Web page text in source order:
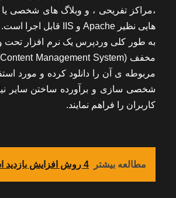
هایی نظیر Apache و IIS قابل اجرا است.
مربوطه ی آن را دانلود کرده و مورد
شخصی سازی و برآورده ساختن سایر
کاربران را فراهم نمایند.
مطالعه بیشتر 4 روش افزایش بازدید استوری اینستاگرام